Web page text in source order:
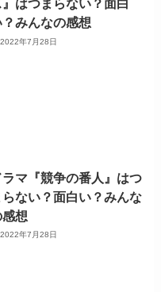
』はつまらない？面白
？みんなの感想
2022年7月28日
ラマ『競争の番人』はつ
らない？面白い？みんな
想
2022年7月28日